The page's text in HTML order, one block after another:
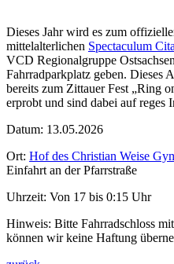
Dieses Jahr wird es zum
mittelalterlichen Spectaculum
VCD Regionalgruppe
Fahrradparkplatz geben. Dieses
bereits zum Zittauer Fest „Ring
erprobt und sind dabei auf reges
Datum: 13.05.2026
Ort: Hof des Christian Weise
Einfahrt an der Pfarrstraße
Uhrzeit: Von 17 bis 0:15 Uhr
Hinweis: Bitte Fahrradschloss
können wir keine Haftung